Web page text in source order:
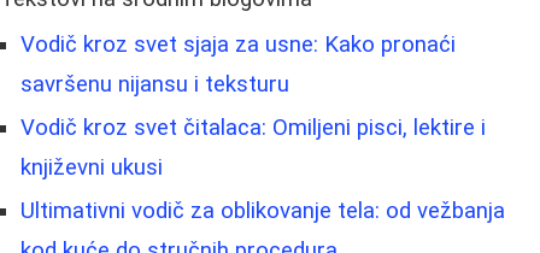
Vodič kroz svet sjaja za usne: Kako pronaći
savršenu nijansu i teksturu
Vodič kroz svet čitalaca: Omiljeni pisci, lektire i
književni ukusi
Ultimativni vodič za oblikovanje tela: od vežbanja